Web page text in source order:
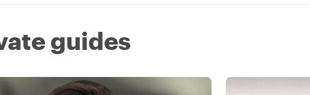
guides